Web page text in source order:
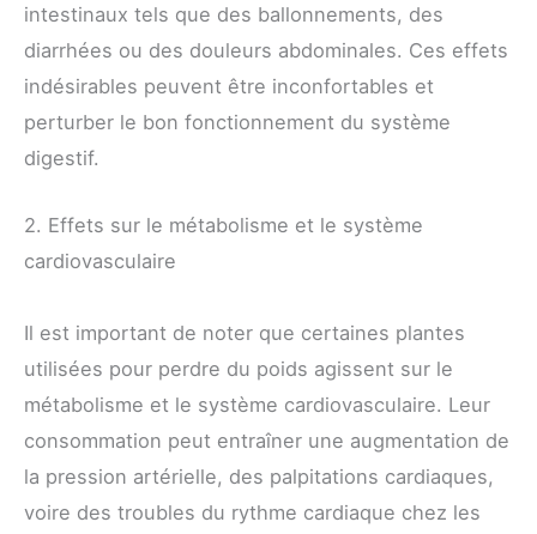
intestinaux tels que des ballonnements, des
diarrhées ou des douleurs abdominales. Ces effets
indésirables peuvent être inconfortables et
perturber le bon fonctionnement du système
digestif.
2. Effets sur le métabolisme et le système
cardiovasculaire
Il est important de noter que certaines plantes
utilisées pour perdre du poids agissent sur le
métabolisme et le système cardiovasculaire. Leur
consommation peut entraîner une augmentation de
la pression artérielle, des palpitations cardiaques,
voire des troubles du rythme cardiaque chez les